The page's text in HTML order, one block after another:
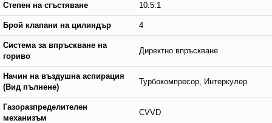
Степен на сгъстяване 10.5:1
Брой клапани на цилиндър 4
Система за впръскване на
гориво
Директно впръскване
Начин на въздушна аспирация
(Вид пълнене)
Турбокомпресор, Интеркулер
Газоразпределителен
механизъм
CVVD